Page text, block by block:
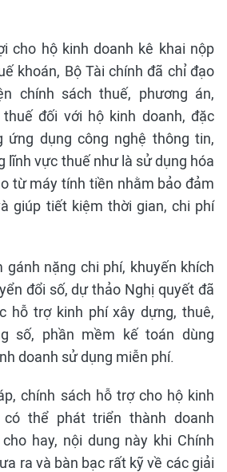
cho hộ kinh doanh kê khai nộp
khoán, Bộ Tài chính đã chỉ đạo
chính sách thuế, phương án,
đối với hộ kinh doanh, đặc
ứng dụng công nghệ thông tin,
lĩnh vực thuế như là sử dụng hóa
từ máy tính tiền nhằm bảo đảm
giúp tiết kiệm thời gian, chi phí
nặng chi phí, khuyến khích
đổi số, dự thảo Nghị quyết đã
hỗ trợ kinh phí xây dựng, thuê,
số, phần mềm kế toán dùng
doanh sử dụng miễn phí.
chính sách hỗ trợ cho hộ kinh
thể phát triển thành doanh
hay, nội dung này khi Chính
ra và bàn bạc rất kỹ về các giải